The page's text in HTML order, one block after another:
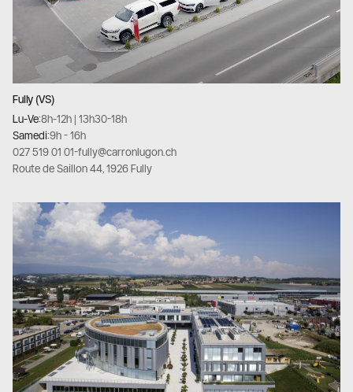
Fully (VS)
Lu-Ve:8h-12h | 13h30-18h
Samedi:9h - 16h
027 519 01 01-fully@carronlugon.ch
Route de Saillon 44, 1926 Fully